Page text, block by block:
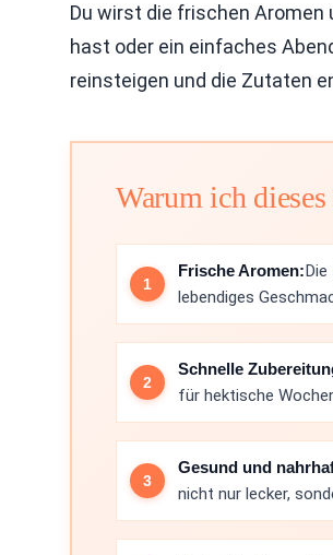
Du wirst die frischen Aromen
hast oder ein einfaches
reinsteigen und die Zutaten
Warum ich
Frische Aromen:
lebendiges
Schnelle
für hektische
Gesund und
nicht nur lecker,